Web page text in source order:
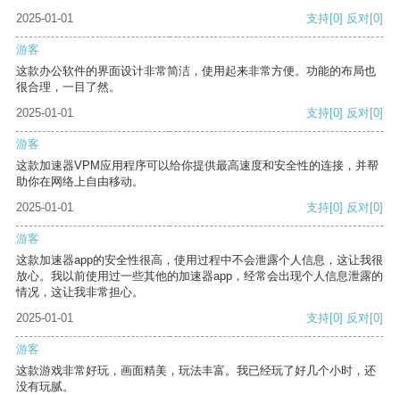
2025-01-01 支持[0] 反对[0]
游客
这款办公软件的界面设计非常简洁，使用起来非常方便。功能的布局也
很合理，一目了然。
2025-01-01
支持[0] 反对[0]
游客
这款加速器VPM应用程序可以给你提供最高速度和安全性的连接，并帮
助你在网络上自由移动。
2025-01-01
支持[0] 反对[0]
游客
这款加速器app的安全性很高，使用过程中不会泄露个人信息，这让我很
放心。我以前使用过一些其他的加速器app，经常会出现个人信息泄露的
情况，这让我非常担心。
2025-01-01
支持[0] 反对[0]
游客
这款游戏非常好玩，画面精美，玩法丰富。我已经玩了好几个小时，还
没有玩腻。